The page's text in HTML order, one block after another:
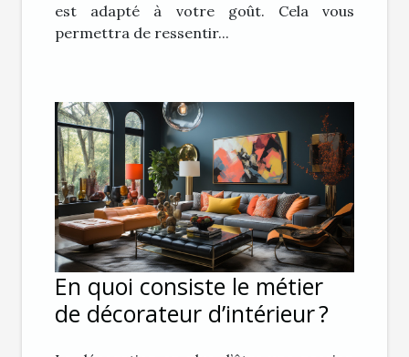
est adapté à votre goût. Cela vous
permettra de ressentir...
En quoi consiste le métier
de décorateur d’intérieur ?